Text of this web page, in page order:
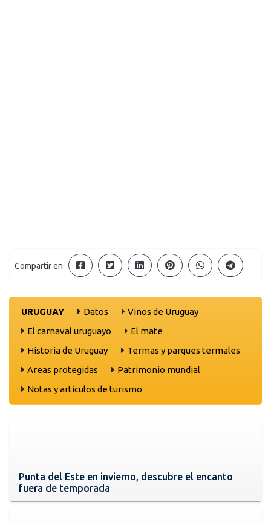
Compartir en
URUGUAY Datos
Vinos de Uruguay
El carnaval uruguayo
El mate
Historia de Uruguay
Termas y parques termales
Areas protegidas
Patrimonio mundial
Notas y artículos de turismo
Punta del Este en invierno, descubre el encanto
fuera de temporada